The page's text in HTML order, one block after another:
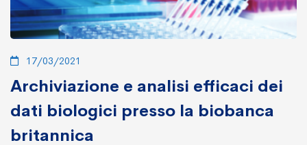
17/03/2021
Archiviazione e analisi efficaci dei
dati biologici presso la biobanca
britannica